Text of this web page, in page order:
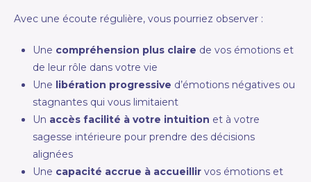
Avec une écoute régulière, vous pourriez observer :
Une compréhension plus claire de vos émotions et
de leur rôle dans votre vie
Une libération progressive d’émotions négatives ou
stagnantes qui vous limitaient
Un accès facilité à votre intuition et à votre
sagesse intérieure pour prendre des décisions
alignées
Une capacité accrue à accueillir vos émotions et